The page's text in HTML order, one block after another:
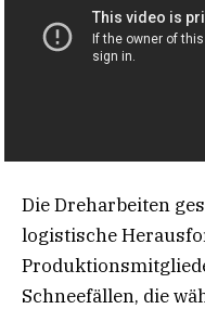
Die Dreharbeiten
logistische
Schneefällen, die